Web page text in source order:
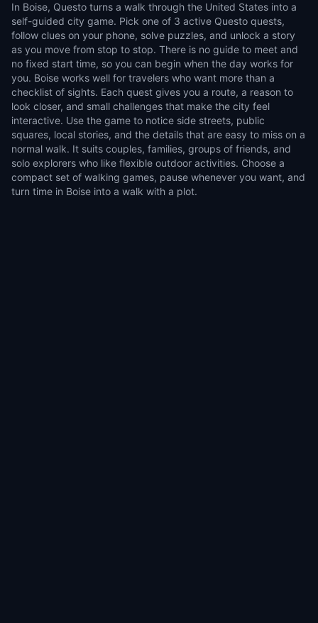
In Boise, Questo turns a walk through the United States into a
self-guided city game. Pick one of 3 active Questo quests,
follow clues on your phone, solve puzzles, and unlock a story
as you move from stop to stop. There is no guide to meet and
no fixed start time, so you can begin when the day works for
you. Boise works well for travelers who want more than a
checklist of sights. Each quest gives you a route, a reason to
look closer, and small challenges that make the city feel
interactive. Use the game to notice side streets, public
squares, local stories, and the details that are easy to miss on a
normal walk. It suits couples, families, groups of friends, and
solo explorers who like flexible outdoor activities. Choose a
compact set of walking games, pause whenever you want, and
turn time in Boise into a walk with a plot.